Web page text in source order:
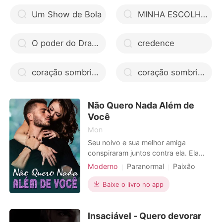
Um Show de Bola MINHA ESCOLHA : O CEO herdeiro e a mãe solo
O poder do Dragão credence
coração sombrio estefano pdf docero coração sombrio estefano livro pdf
Não Quero Nada Além de
Você
Mon
Seu noivo e sua melhor amiga
conspiraram juntos contra ela. Ela
perdeu tudo e morreu na rua. No
mundo paralelo. No momento em que
ela abriu os olhos, seu marido neste
la. Por sorte, ela escapou da morte
Moderno Paranormal
Paixão
Moderno
Vingança
Falsa
Baixe o livro no app
Insaciável - Quero devorar